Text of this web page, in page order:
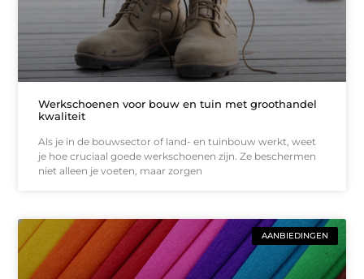
Werkschoenen voor bouw en tuin met groothandel
kwaliteit
Als je in de bouwsector of land- en tuinbouw werkt, weet
je hoe cruciaal goede werkschoenen zijn. Ze beschermen
niet alleen je voeten, maar zorgen
AANBIEDINGEN